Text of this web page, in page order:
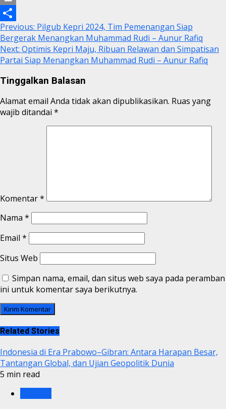
Link
Print
Share
Continue
Reading
Previous: Pilgub Kepri 2024, Tim Pemenangan Siap
Bergerak Menangkan Muhammad Rudi – Aunur Rafiq
Next: Optimis Kepri Maju, Ribuan Relawan dan Simpatisan
Partai Siap Menangkan Muhammad Rudi – Aunur Rafiq
Tinggalkan Balasan
Alamat email Anda tidak akan dipublikasikan. Ruas yang
wajib ditandai *
Komentar*
Nama *
Email *
Situs Web
Simpan nama, email, dan situs web saya pada peramban
ini untuk komentar saya berikutnya.
Related Stories
Indonesia di Era Prabowo–Gibran: Antara Harapan Besar,
Tantangan Global, dan Ujian Geopolitik Dunia
5 min read